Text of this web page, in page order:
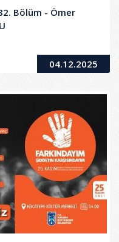
Bölüm - Ömer
04.12.2025